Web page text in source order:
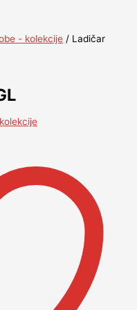
- kolekcije / Ladičar